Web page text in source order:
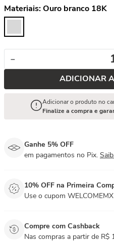
Materiais:Ouro branco 18K
－
ADICIONAR
Adicionar o produto no
Finalize a compra e
Ganhe 5% OFF
em pagamentos no Pix.
10% OFF na Primeira
Use o cupom WELCOMEMX
Compre com Cashback
Nas compras a partir de R$